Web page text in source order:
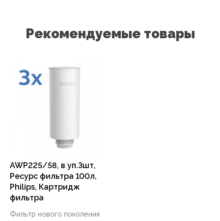
Рекомендуемые товары
AWP225/58, в уп.3шт,
Ресурс фильтра 100л,
Philips, Картридж
фильтра
Фильтр нового поколения